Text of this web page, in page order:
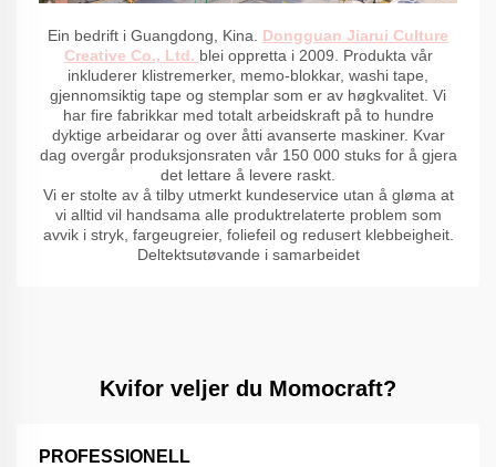
Ein bedrift i Guangdong, Kina. Dongguan Jiarui Culture
Creative Co., Ltd. blei oppretta i 2009. Produkta vår
inkluderer klistremerker, memo-blokkar, washi tape,
gjennomsiktig tape og stemplar som er av høgkvalitet. Vi
har fire fabrikkar med totalt arbeidskraft på to hundre
dyktige arbeidarar og over åtti avanserte maskiner. Kvar
dag overgår produksjonsraten vår 150 000 stuks for å gjera
det lettare å levere raskt.
Vi er stolte av å tilby utmerkt kundeservice utan å gløma at
vi alltid vil handsama alle produktrelaterte problem som
avvik i stryk, fargeugreier, foliefeil og redusert klebbeigheit.
Deltektsutøvande i samarbeidet
Kvifor veljer du Momocraft?
PROFESSIONELL